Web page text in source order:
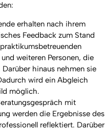
erhalten nach ihrem
Feedback zum Stand
weiteren Personen, die
hinaus nehmen sie
wird ein Abgleich
möglich.
mit
werden die Ergebnisse des
reflektiert. Darüber